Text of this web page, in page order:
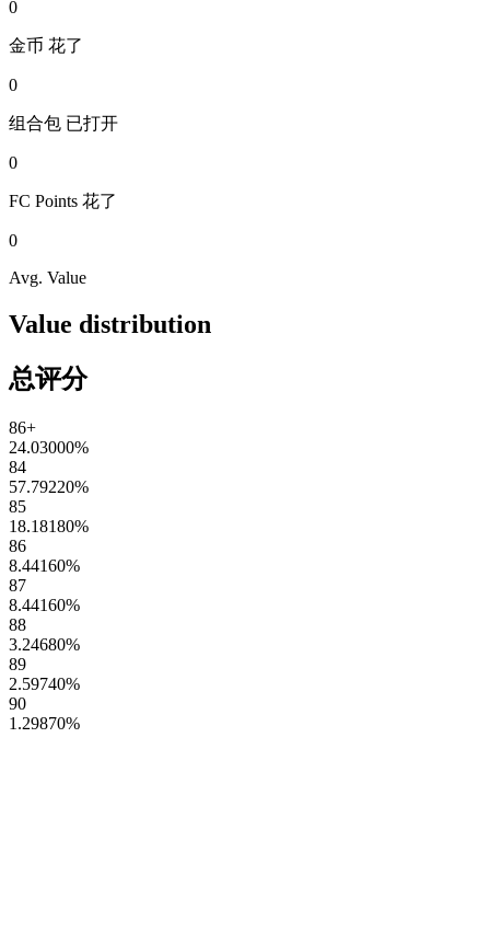
0
金币 花了
0
组合包 已打开
0
FC Points 花了
0
Avg. Value
Value distribution
总评分
86+
24.03000%
84
57.79220%
85
18.18180%
86
8.44160%
87
8.44160%
88
3.24680%
89
2.59740%
90
1.29870%